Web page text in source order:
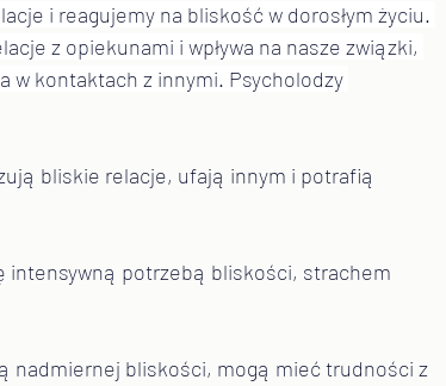
i reagujemy na bliskość w dorosłym życiu.
z opiekunami i wpływa na nasze związki,
w kontaktach z innymi. Psycholodzy
bliskie relacje, ufają innym i potrafią
intensywną potrzebą bliskości, strachem
nadmiernej bliskości, mogą mieć trudności z